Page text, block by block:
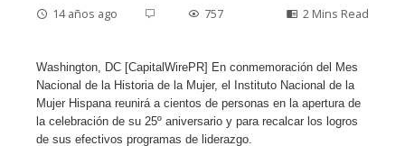
14 años ago 757 2 Mins Read
Washington, DC [CapitalWirePR] En conmemoración del Mes
Nacional de la Historia de la Mujer, el Instituto Nacional de la
Mujer Hispana reunirá a cientos de personas en la apertura de
la celebración de su 25º aniversario y para recalcar los logros
de sus efectivos programas de liderazgo.